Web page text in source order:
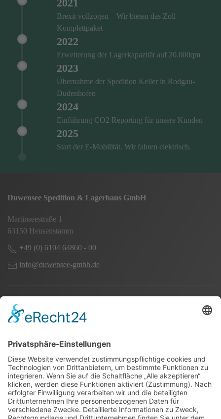
2021
Brexit vollzogen – Wir bieten das Zoll
Komplettpaket
2022
Erweiterung der Lagerkapazität auf 20.000qm
2023
Übernahme der Spedition Keller in Rodgau-
Dudenhofen
2024
Einführung CO2 Reporting für unsere Kunden
2025
Start der E-Mobilität. Wir fahren elektrisch.
Duwensee Spedition & Lagerhaus GmbH
Martinseestraße 1
63150 Heusenstamm
+49 (0) 6104 64860 - 00
info@duwensee-gmbh.de
Spezialisten für:
Nahverkehr Transport Rhein-Main
UK-Transporte
Lagerlogistik